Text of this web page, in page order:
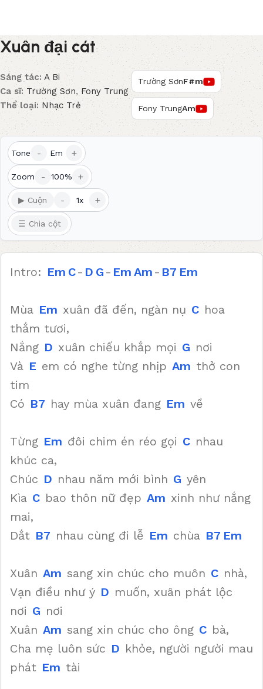
Xuân đại cát
Sáng tác: A Bi
Ca sĩ: Trường Sơn,Fony Trung
Thể loại: Nhạc Trẻ
Trường SơnF#m
Fony TrungAm
Tone - Em +
Zoom - 100% +
▶ Cuộn - 1x +
☰ Chia cột
Intro: Em C- D G - Em Am - B7 Em
Mùa Em xuân đã đến, ngàn nụ C hoa
thắm tươi,
Nắng D xuân chiếu khắp mọi G nơi
Và E em có nghe từng nhịp Am thở con
tim
Có B7 hay mùa xuân đang Em về
Từng Em đôi chim én réo gọi C nhau
khúc ca,
Chúc D nhau năm mới bình G yên
Kìa C bao thôn nữ đẹp Am xinh như nắng
mai,
Dắt B7 nhau cùng đi lễ Em chùa B7 Em
Xuân Am sang xin chúc cho muôn C nhà,
Vạn điều như ý D muốn, xuân phát lộc
nơi G nơi
Xuân Am sang xin chúc cho ông C bà,
Cha mẹ luôn sức D khỏe, người người mau
phát Em tài